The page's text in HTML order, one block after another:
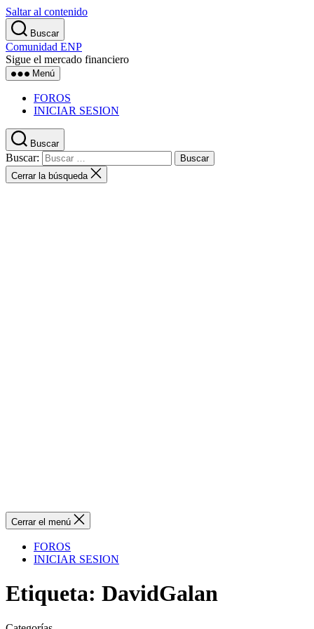
Saltar al contenido
Buscar
Comunidad ENP
Sigue el mercado financiero
Menú
FOROS
INICIAR SESION
Buscar
Buscar:
Cerrar la búsqueda
Cerrar el menú
FOROS
INICIAR SESION
Etiqueta: DavidGalan